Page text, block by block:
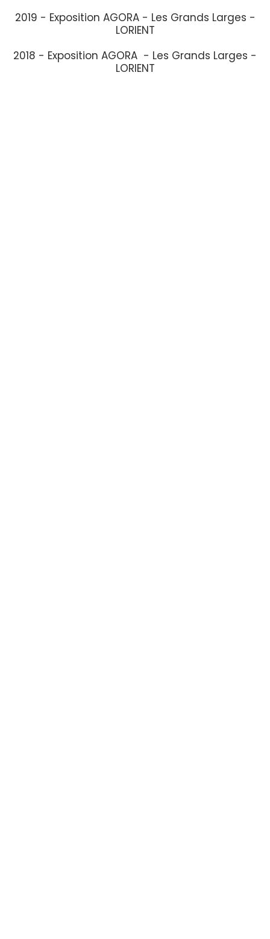
2019 - Exposition AGORA - Les Grands Larges -
LORIENT
2018 - Exposition AGORA - Les Grands Larges -
LORIENT